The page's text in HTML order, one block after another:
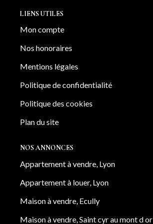
LIENS UTILES
Mon compte
Nos honoraires
Mentions légales
Politique de confidentialité
Politique des cookies
Plan du site
NOS ANNONCES
Appartement à vendre, Lyon
Appartement à louer, Lyon
Maison à vendre, Ecully
Maison à vendre, Saint cyr au mont d or